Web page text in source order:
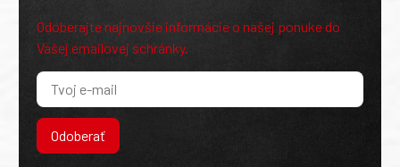
Odoberajte najnovšie informácie o našej ponuke do
Vašej emailovej schránky.
Odoberať